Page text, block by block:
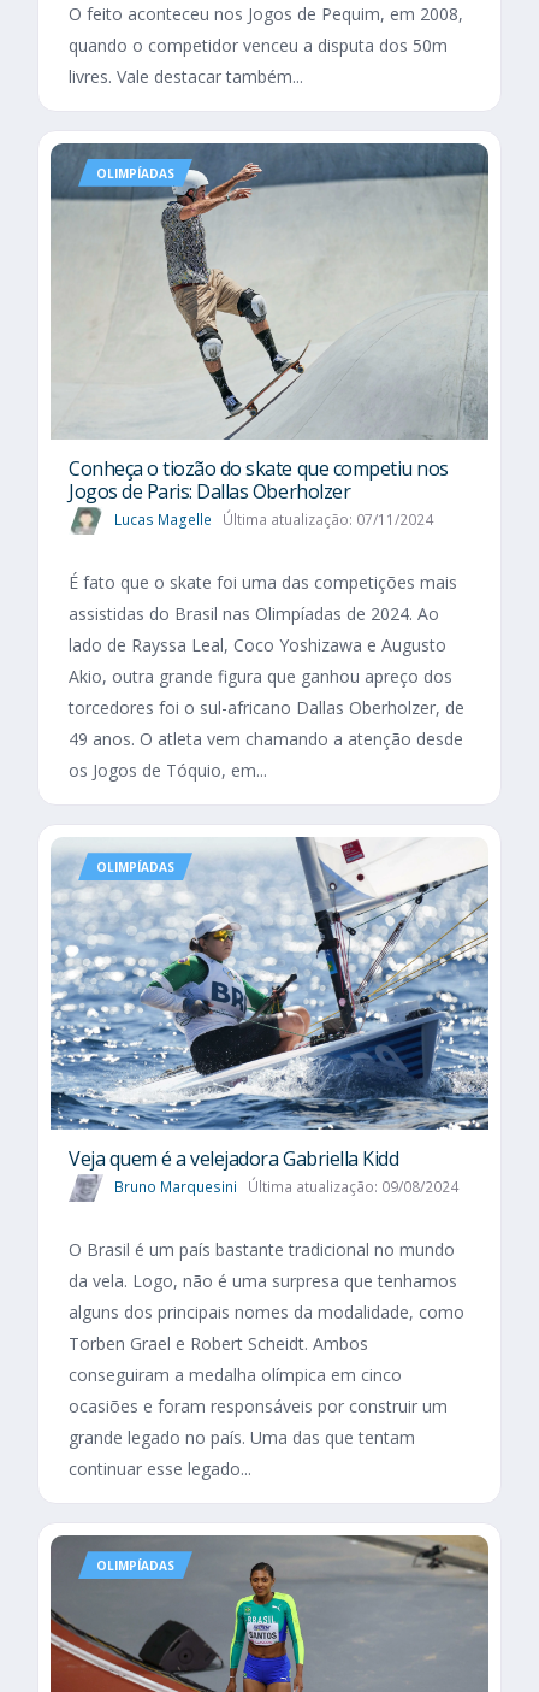
O feito aconteceu nos Jogos de Pequim, em 2008,
quando o competidor venceu a disputa dos 50m
livres. Vale destacar também...
OLIMPÍADAS
Conheça o tiozão do skate que competiu nos
Jogos de Paris: Dallas Oberholzer
Lucas Magelle Última atualização: 07/11/2024
É fato que o skate foi uma das competições mais
assistidas do Brasil nas Olimpíadas de 2024. Ao
lado de Rayssa Leal, Coco Yoshizawa e Augusto
Akio, outra grande figura que ganhou apreço dos
torcedores foi o sul-africano Dallas Oberholzer, de
49 anos. O atleta vem chamando a atenção desde
os Jogos de Tóquio, em...
OLIMPÍADAS
Veja quem é a velejadora Gabriella Kidd
Bruno Marquesini Última atualização: 09/08/2024
O Brasil é um país bastante tradicional no mundo
da vela. Logo, não é uma surpresa que tenhamos
alguns dos principais nomes da modalidade, como
Torben Grael e Robert Scheidt. Ambos
conseguiram a medalha olímpica em cinco
ocasiões e foram responsáveis por construir um
grande legado no país. Uma das que tentam
continuar esse legado...
OLIMPÍADAS